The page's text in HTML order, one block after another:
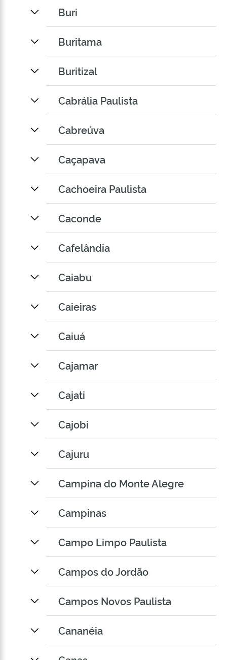
Buri
Buritama
Buritizal
Cabrália Paulista
Cabreúva
Caçapava
Cachoeira Paulista
Caconde
Cafelândia
Caiabu
Caieiras
Caiuá
Cajamar
Cajati
Cajobi
Cajuru
Campina do Monte Alegre
Campinas
Campo Limpo Paulista
Campos do Jordão
Campos Novos Paulista
Cananéia